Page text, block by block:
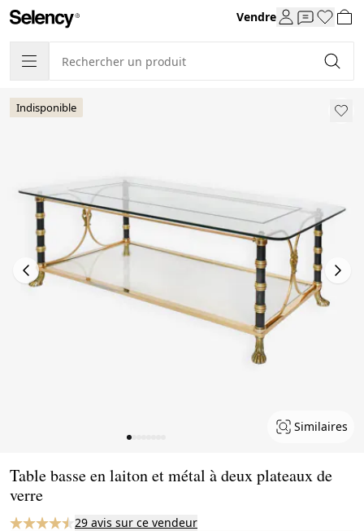
Vendre
Indisponible
Similaires
Table basse en laiton et métal à deux plateaux de
verre
29 avis sur ce vendeur